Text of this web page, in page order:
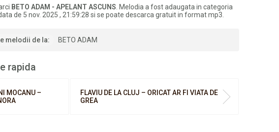
BETO ADAM - APELANT ASCUNS . Melodia a fost adaugata in categoria
de 5 nov. 2025 , 21:59:28 si se poate descarca gratuit in format mp3.
melodii de la: BETO ADAM
rapida
MOCANU –
FLAVIU DE LA CLUJ – ORICAT AR FI VIATA DE
GREA